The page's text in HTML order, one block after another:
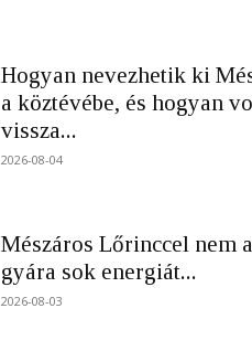
Hogyan nevezhetik ki
a köztévébe, és hogyan
vissza...
2026-08-04
Mészáros Lőrinccel nem
gyára sok energiát...
2026-08-03